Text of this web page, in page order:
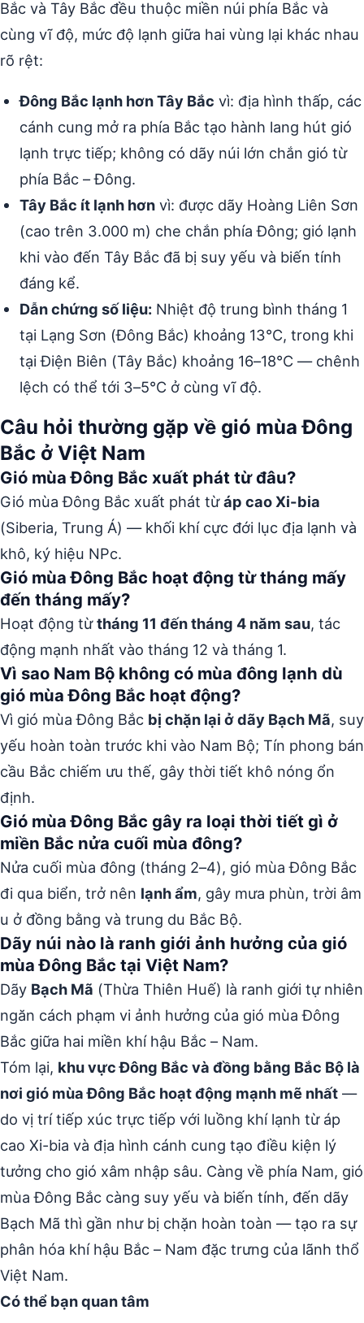
Bắc và Tây Bắc đều thuộc miền núi phía Bắc và
cùng vĩ độ, mức độ lạnh giữa hai vùng lại khác nhau
rõ rệt:
Đông Bắc lạnh hơn Tây Bắc vì: địa hình thấp, các
cánh cung mở ra phía Bắc tạo hành lang hút gió
lạnh trực tiếp; không có dãy núi lớn chắn gió từ
phía Bắc – Đông.
Tây Bắc ít lạnh hơn vì: được dãy Hoàng Liên Sơn
(cao trên 3.000 m) che chắn phía Đông; gió lạnh
khi vào đến Tây Bắc đã bị suy yếu và biến tính
đáng kể.
Dẫn chứng số liệu: Nhiệt độ trung bình tháng 1
tại Lạng Sơn (Đông Bắc) khoảng 13°C, trong khi
tại Điện Biên (Tây Bắc) khoảng 16–18°C — chênh
lệch có thể tới 3–5°C ở cùng vĩ độ.
Câu hỏi thường gặp về gió mùa Đông
Bắc ở Việt Nam
Gió mùa Đông Bắc xuất phát từ đâu?
Gió mùa Đông Bắc xuất phát từáp cao Xi-bia
(Siberia, Trung Á) — khối khí cực đới lục địa lạnh và
khô, ký hiệu NPc.
Gió mùa Đông Bắc hoạt động từ tháng mấy
đến tháng mấy?
Hoạt động từtháng 11 đến tháng 4 năm sau, tác
động mạnh nhất vào tháng 12 và tháng 1.
Vì sao Nam Bộ không có mùa đông lạnh dù
gió mùa Đông Bắc hoạt động?
Vì gió mùa Đông Bắc bị chặn lại ở dãy Bạch Mã, suy
yếu hoàn toàn trước khi vào Nam Bộ; Tín phong bán
cầu Bắc chiếm ưu thế, gây thời tiết khô nóng ổn
định.
Gió mùa Đông Bắc gây ra loại thời tiết gì ở
miền Bắc nửa cuối mùa đông?
Nửa cuối mùa đông (tháng 2–4), gió mùa Đông Bắc
đi qua biển, trở nên lạnh ẩm, gây mưa phùn, trời âm
u ở đồng bằng và trung du Bắc Bộ.
Dãy núi nào là ranh giới ảnh hưởng của gió
mùa Đông Bắc tại Việt Nam?
Dãy Bạch Mã (Thừa Thiên Huế) là ranh giới tự nhiên
ngăn cách phạm vi ảnh hưởng của gió mùa Đông
Bắc giữa hai miền khí hậu Bắc – Nam.
Tóm lại, khu vực Đông Bắc và đồng bằng Bắc Bộ là
nơi gió mùa Đông Bắc hoạt động mạnh mẽ nhất —
do vị trí tiếp xúc trực tiếp với luồng khí lạnh từ áp
cao Xi-bia và địa hình cánh cung tạo điều kiện lý
tưởng cho gió xâm nhập sâu. Càng về phía Nam, gió
mùa Đông Bắc càng suy yếu và biến tính, đến dãy
Bạch Mã thì gần như bị chặn hoàn toàn — tạo ra sự
phân hóa khí hậu Bắc – Nam đặc trưng của lãnh thổ
Việt Nam.
Có thể bạn quan tâm